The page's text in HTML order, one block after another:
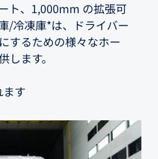
ト、1,000mm の拡張可
/冷凍庫*は、ドライバー
するための様々なホー
ます。
す